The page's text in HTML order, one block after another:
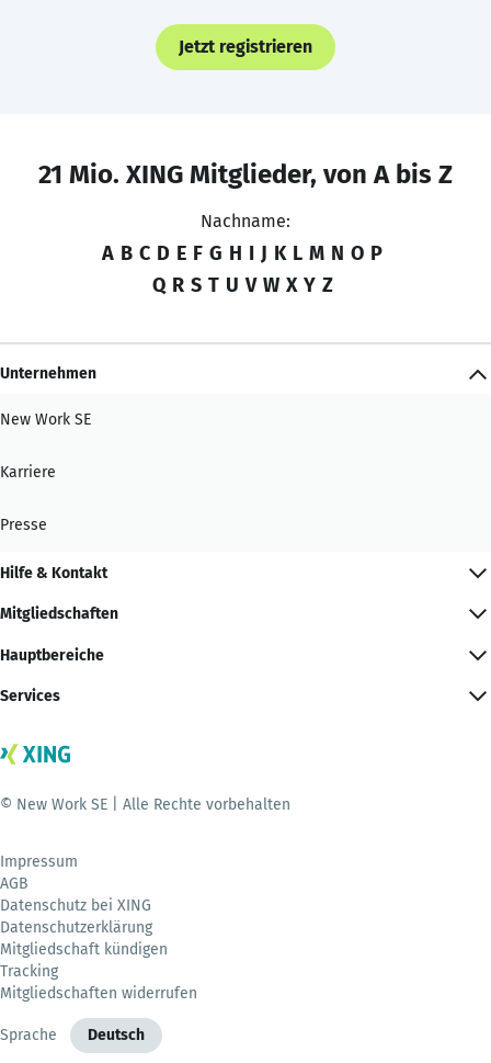
Jetzt registrieren
21 Mio. XING Mitglieder, von A bis Z
Nachname:
A B C D E F G H I J K L M N O P
Q R S T U V W X Y Z
Unternehmen
New Work SE
Karriere
Presse
Hilfe & Kontakt
Mitgliedschaften
Hauptbereiche
Services
© New Work SE | Alle Rechte vorbehalten
Impressum
AGB
Datenschutz bei XING
Datenschutzerklärung
Mitgliedschaft kündigen
Tracking
Mitgliedschaften widerrufen
Sprache Deutsch